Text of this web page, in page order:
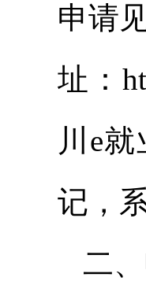
申请
址：
川e
记，
二